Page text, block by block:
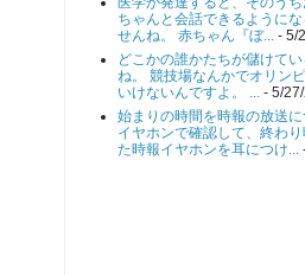
ちゃんと会話できるようにな
せんね。 赤ちゃん『ぼ... - 5/
どこかの誰かたちが儲けて
ね。 競技場なんかでオリン
いけないんですよ。 ... - 5/
始まりの時間を時報の放送
イヤホンで確認して、終わり
た時報イヤホンを耳につけ...